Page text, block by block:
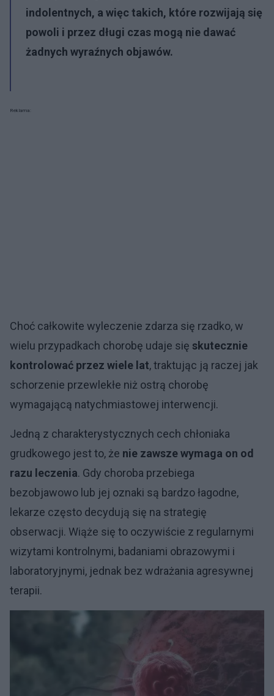
indolentnych, a więc takich, które rozwijają się
powoli i przez długi czas mogą nie dawać
żadnych wyraźnych objawów.
Reklama:
Choć całkowite wyleczenie zdarza się rzadko, w
wielu przypadkach chorobę udaje się skutecznie
kontrolować przez wiele lat, traktując ją raczej jak
schorzenie przewlekłe niż ostrą chorobę
wymagającą natychmiastowej interwencji.
Jedną z charakterystycznych cech chłoniaka
grudkowego jest to, że nie zawsze wymaga on od
razu leczenia. Gdy choroba przebiega
bezobjawowo lub jej oznaki są bardzo łagodne,
lekarze często decydują się na strategię
obserwacji. Wiąże się to oczywiście z regularnymi
wizytami kontrolnymi, badaniami obrazowymi i
laboratoryjnymi, jednak bez wdrażania agresywnej
terapii.